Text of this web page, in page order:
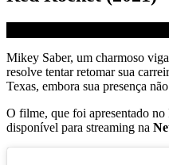
Mikey Saber, um charmoso
resolve tentar retomar sua
Texas, embora sua presença
O filme, que foi apresentado no
disponível para streaming na